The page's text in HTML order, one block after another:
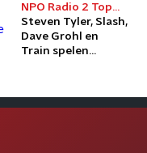
NPO Radio 2 Top
2000
Steven Tyler, Slash,
Dave Grohl en
Train spelen
in 2014